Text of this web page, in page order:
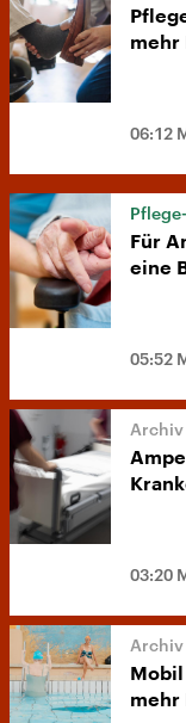
mehr
06:12
Für
eine
05:52
03:20
mehr